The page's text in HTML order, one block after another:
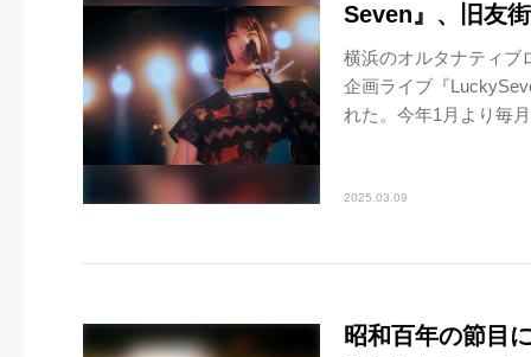
Seven』、旧友
横浜のオルタナティブ
企画ライブ『
れた。今年1月より毎
2025.03.09
昭和百年の節目